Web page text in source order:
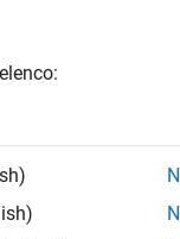
to endorse